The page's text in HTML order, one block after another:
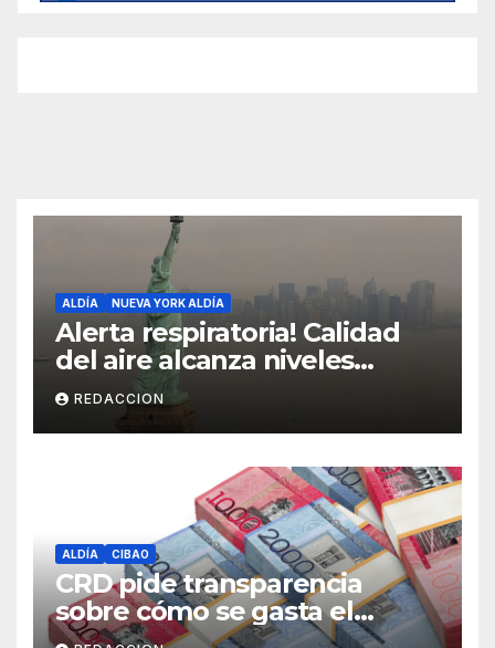
ALDÍA NUEVA YORK ALDÍA
Alerta respiratoria! Calidad
del aire alcanza niveles
peligrosos en NYC
REDACCION
ALDÍA CIBAO
CRD pide transparencia
sobre cómo se gasta el
dinero del Seguro Familiar de